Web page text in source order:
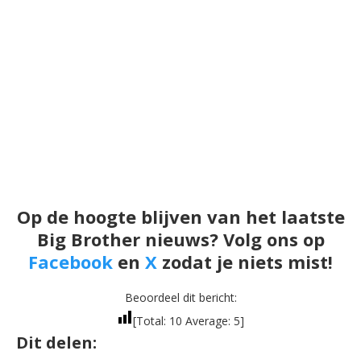
Op de hoogte blijven van het laatste
Big Brother nieuws? Volg ons op
Facebook en X zodat je niets mist!
Beoordeel dit bericht:
[Total: 10 Average: 5]
Dit delen: